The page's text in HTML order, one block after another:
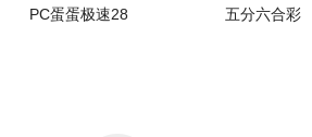
PC蛋蛋极速28 五分六合彩